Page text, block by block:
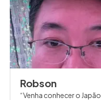
Robson
Venha conhecer o